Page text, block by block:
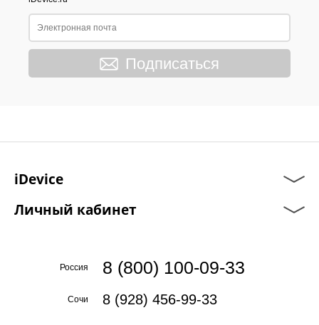
Подписаться
iDevice
Личный кабинет
Россия 8 (800) 100-09-33
Сочи 8 (928) 456-99-33